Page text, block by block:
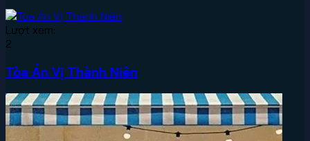
Lượt xem:
2
Tòa Án Vị Thành Niên